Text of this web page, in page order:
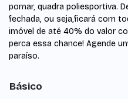
pomar, quadra poliesportiva.
fechada, ou seja,ficará com
imóvel de até 40% do valor
perca essa chance! Agende
paraíso.
Básico